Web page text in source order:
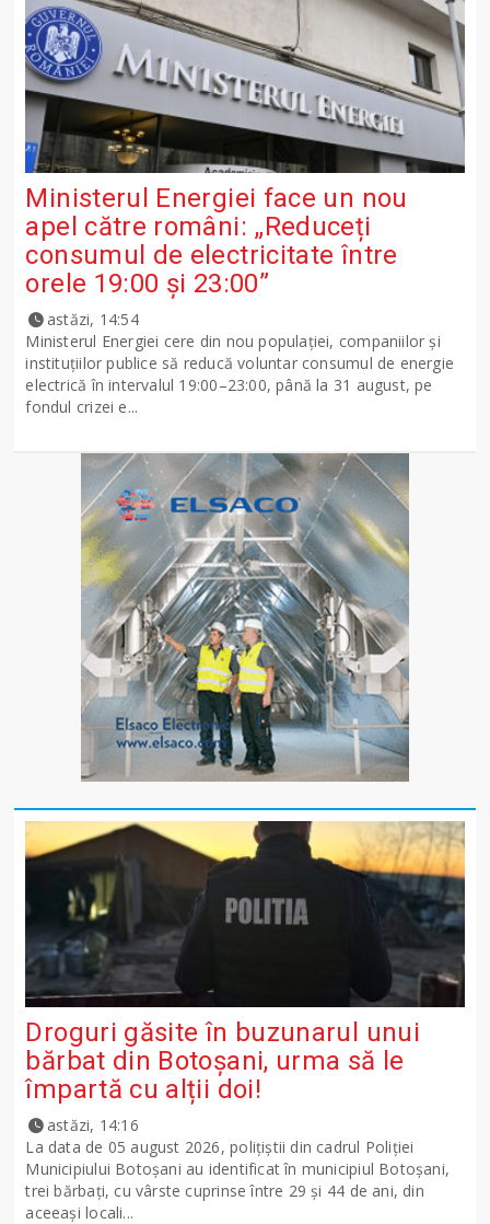
Ministerul Energiei face un nou
apel către români: „Reduceți
consumul de electricitate între
orele 19:00 și 23:00”
astăzi, 14:54
Ministerul Energiei cere din nou populației, companiilor și
instituțiilor publice să reducă voluntar consumul de energie
electrică în intervalul 19:00–23:00, până la 31 august, pe
fondul crizei e...
Droguri găsite în buzunarul unui
bărbat din Botoșani, urma să le
împartă cu alții doi!
astăzi, 14:16
La data de 05 august 2026, polițiștii din cadrul Poliției
Municipiului Botoșani au identificat în municipiul Botoșani,
trei bărbați, cu vârste cuprinse între 29 și 44 de ani, din
aceeași locali...